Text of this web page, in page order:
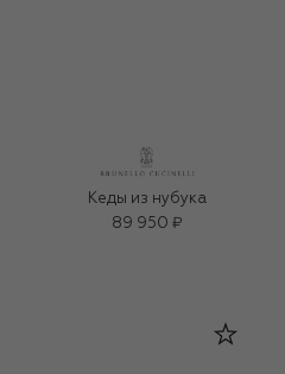
Кеды из нубука
89 950 ₽